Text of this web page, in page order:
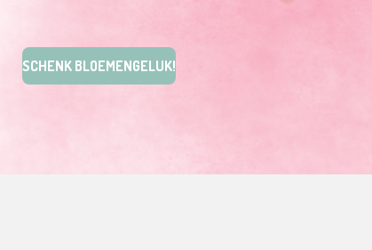
SCHENK BLOEMENGELUK!